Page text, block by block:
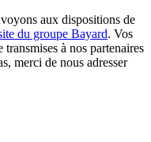
aux dispositions de
du groupe Bayard. Vos
transmises à nos partenaires
merci de nous adresser